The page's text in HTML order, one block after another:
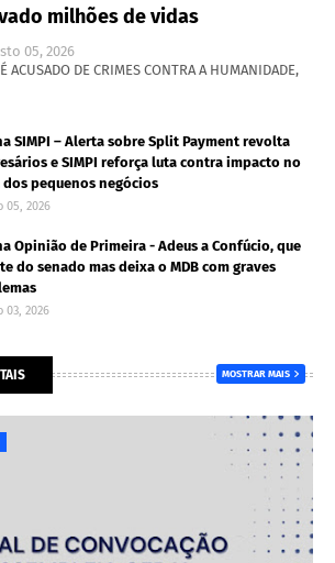
milhões de vidas
05, 2026
ACUSADO DE CRIMES CONTRA A HUMANIDADE,
SIMPI – Alerta sobre Split Payment revolta
e SIMPI reforça luta contra impacto no
dos pequenos negócios
05, 2026
Opinião de Primeira - Adeus a Confúcio, que
do senado mas deixa o MDB com graves
03, 2026
MOSTRAR MAIS